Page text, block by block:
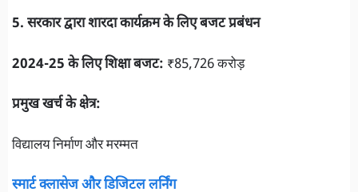
5. सरकार द्वारा शारदा कार्यक्रम के लिए बजट प्रबंधन
2024-25 के लिए शिक्षा बजट: ₹85,726 करोड़
प्रमुख खर्च के क्षेत्र:
विद्यालय निर्माण और मरम्मत
स्मार्ट क्लासेज और डिजिटल लर्निंग